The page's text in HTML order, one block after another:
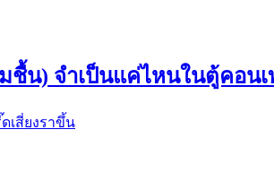
ชื้น) จำเป็นแค่ไหนในตู้คอนเ
เสี่ยงราขึ้น